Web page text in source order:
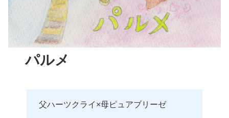
パルメ
父ハーツクライ×母ピュアブリーゼ